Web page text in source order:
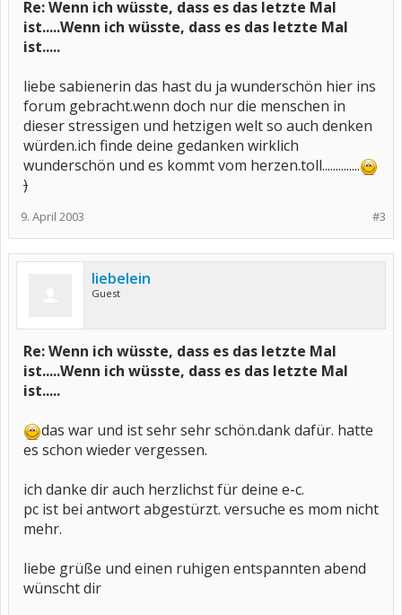
Re: Wenn ich wüsste, dass es das letzte Mal
ist.....Wenn ich wüsste, dass es das letzte Mal
ist.....
liebe sabienerin das hast du ja wunderschön hier ins
forum gebracht.wenn doch nur die menschen in
dieser stressigen und hetzigen welt so auch denken
würden.ich finde deine gedanken wirklich
wunderschön und es kommt vom herzen.toll..............
)
#3
9. April 2003
liebelein
Guest
Re: Wenn ich wüsste, dass es das letzte Mal
ist.....Wenn ich wüsste, dass es das letzte Mal
ist.....
das war und ist sehr sehr schön.dank dafür. hatte
es schon wieder vergessen.
ich danke dir auch herzlichst für deine e-c.
pc ist bei antwort abgestürzt. versuche es mom nicht
mehr.
liebe grüße und einen ruhigen entspannten abend
wünscht dir